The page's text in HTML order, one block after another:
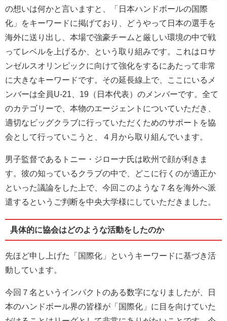
の想いは何かと言いますと、「日本ハンドボールの国際
化」をキーワードに掲げており、どうやって日本の選手を
海外に送り出し、本場で強豪チームと厳しい環境の中で戦
ってレベルを上げるか、という取り組みです。これはロサ
ンゼルスオリンピックに向けて強化をするにあたって非常
に大きなキーワードです。その延長線上で、ここにいるメ
ンバーは全員U-21、19（日本代表）のメンバーです。全て
のカテゴリーで、本物のエージェントについていただき、
適切なビッグクラブに行っていただくためのサポートを協
会として行っていこうと、４月から取り組んでいます。
男子監督であるトニー・ジローナ氏は欧州で顔が利きま
す。彼の知っているクラブの中で、どこに行くのが適正か
といった議論をした上で、今回このような７名を海外へ派
遣するというご判断を中央大学様にしていただきました。
具体的に協会はどのような活動をしたのか
先ほど申し上げた「国際化」というキーワードに基づき活
動しています。
今回７名というインパクトのある数字になりましたが、日
本のハンドボール界の皆様が「国際化」に目を向けていた